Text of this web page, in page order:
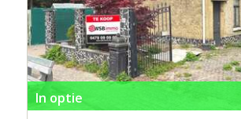
In optie